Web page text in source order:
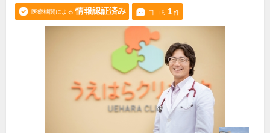
医療機関による 情報認証済み 口コミ 1件